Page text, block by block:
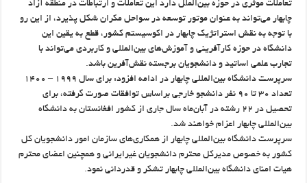
تعاملات موثری در حوزه بین‌الملل دارد این تعاملات و ارتباطات در منطقه آزاد
چابهار می‌تواند به عنوان موتور توسعه در سواحل مکران شکل پذیرد، از این رو
با توجه به نقش استراتژیک چابهار در اکوسیستم کشور، قطع به یقین این
دانشگاه در حوزه کارآفرینی و آموزش‌های بین‌المللی و کاربردی می‌تواند با
تجارب علمی اساتید و دانشجویان برجسته نقش‌آفرین باشد.
سرپرست دانشگاه بین‌المللی چابهار در ادامه افزود: برای سال ۱۹۹۹ – ۱۴۰۰
تعداد ۳۰ تا ۹۰ نفر دانشجو خارجی براساس توافقات صورت گرفته، برای
تحصیل در ۲۲ رشته در آبان‌ماه سال جاری از کشور افغانستان به دانشگاه
بین‌المللی چابهار اعزام خواهند شد.
سرپرست دانشگاه بین‌المللی چابهار از همکاری‌های سازمان امور دانشجویان کل
کشور به خصوص مدیرکل محترم دانشجویان غیرایرانی و همچنین اعضای محترم
هیات امنای دانشگاه بین‌المللی چابهار تشکر و قدردانی نمود.